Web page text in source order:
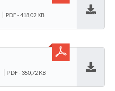
PDF - 418,02 KB
PDF - 350,72 KB